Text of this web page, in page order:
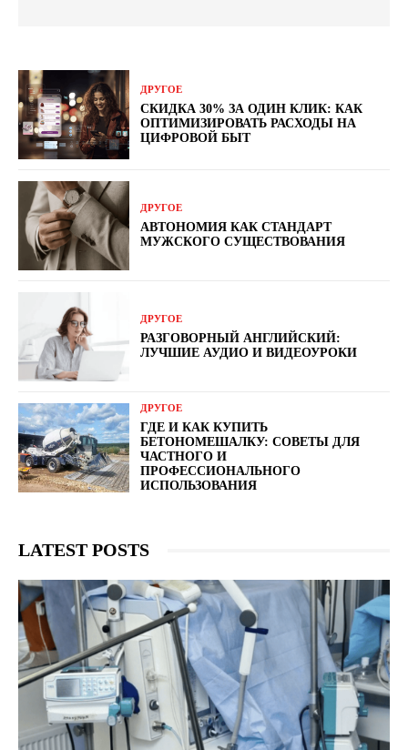
ДРУГОЕ
СКИДКА 30% ЗА ОДИН КЛИК: КАК
ОПТИМИЗИРОВАТЬ РАСХОДЫ НА
ЦИФРОВОЙ БЫТ
ДРУГОЕ
АВТОНОМИЯ КАК СТАНДАРТ
МУЖСКОГО СУЩЕСТВОВАНИЯ
ДРУГОЕ
РАЗГОВОРНЫЙ АНГЛИЙСКИЙ:
ЛУЧШИЕ АУДИО И ВИДЕОУРОКИ
ДРУГОЕ
ГДЕ И КАК КУПИТЬ
БЕТОНОМЕШАЛКУ: СОВЕТЫ ДЛЯ
ЧАСТНОГО И
ПРОФЕССИОНАЛЬНОГО
ИСПОЛЬЗОВАНИЯ
LATEST POSTS